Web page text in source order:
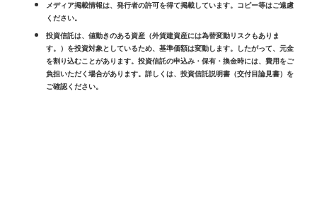
メディア掲載情報は、発行者の許可を得て掲載しています。コピー等はご遠慮
ください。
投資信託は、値動きのある資産（外貨建資産には為替変動リスクもありま
す。）を投資対象としているため、基準価額は変動します。したがって、元金
を割り込むことがあります。投資信託の申込み・保有・換金時には、費用をご
負担いただく場合があります。詳しくは、投資信託説明書（交付目論見書）を
ご確認ください。